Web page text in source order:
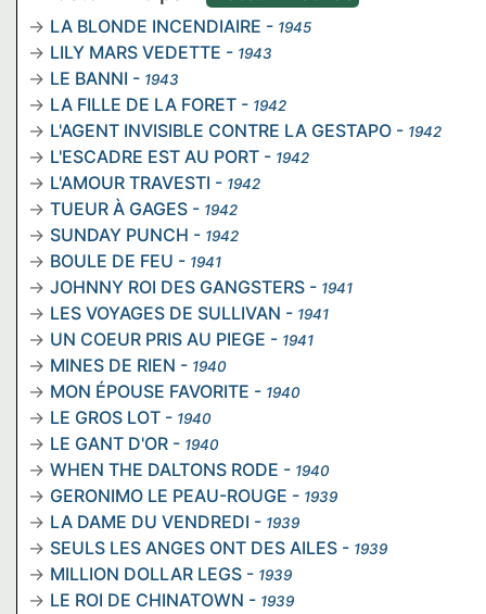
LA BLONDE INCENDIAIRE - 1945
LILY MARS VEDETTE - 1943
LE BANNI - 1943
LA FILLE DE LA FORET - 1942
L'AGENT INVISIBLE CONTRE LA GESTAPO - 1942
L'ESCADRE EST AU PORT - 1942
L'AMOUR TRAVESTI - 1942
TUEUR À GAGES - 1942
SUNDAY PUNCH - 1942
BOULE DE FEU - 1941
JOHNNY ROI DES GANGSTERS - 1941
LES VOYAGES DE SULLIVAN - 1941
UN COEUR PRIS AU PIEGE - 1941
MINES DE RIEN - 1940
MON ÉPOUSE FAVORITE - 1940
LE GROS LOT - 1940
LE GANT D'OR - 1940
WHEN THE DALTONS RODE - 1940
GERONIMO LE PEAU-ROUGE - 1939
LA DAME DU VENDREDI - 1939
SEULS LES ANGES ONT DES AILES - 1939
MILLION DOLLAR LEGS - 1939
LE ROI DE CHINATOWN - 1939